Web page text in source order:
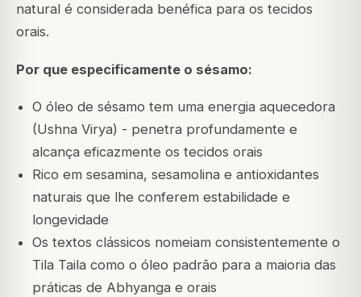
natural é considerada benéfica para os tecidos
orais.
Por que especificamente o sésamo:
O óleo de sésamo tem uma energia aquecedora
(Ushna Virya) - penetra profundamente e
alcança eficazmente os tecidos orais
Rico em sesamina, sesamolina e antioxidantes
naturais que lhe conferem estabilidade e
longevidade
Os textos clássicos nomeiam consistentemente o
Tila Taila como o óleo padrão para a maioria das
práticas de Abhyanga e orais